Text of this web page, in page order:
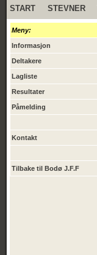
START STEVNER
Meny:
Informasjon
Deltakere
Lagliste
Resultater
Påmelding
Kontakt
Tilbake til Bodø J.F.F